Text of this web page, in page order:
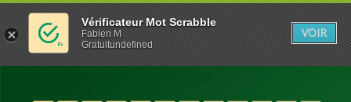
Vérificateur Mot Scrabble
Fabien M
Gratuitundefined
VOIR